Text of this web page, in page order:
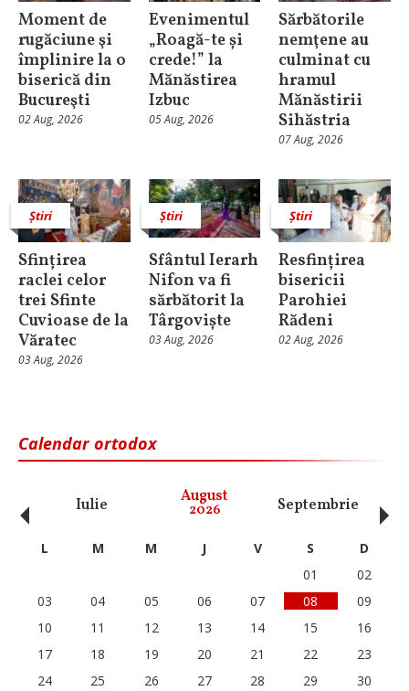
Moment de
rugăciune şi
împlinire la o
biserică din
Bucureşti
02 Aug, 2026
Evenimentul
„Roagă-te și
crede!” la
Mănăstirea
Izbuc
05 Aug, 2026
Sărbătorile
nemţene au
culminat cu
hramul
Mănăstirii
Sihăstria
07 Aug, 2026
Știri
Sfințirea
raclei celor
trei Sfinte
Cuvioase de la
Văratec
03 Aug, 2026
Știri
Sfântul Ierarh
Nifon va fi
sărbătorit la
Târgoviște
03 Aug, 2026
Știri
Resfințirea
bisericii
Parohiei
Rădeni
02 Aug, 2026
Calendar ortodox
Iulie August
2026 Septembrie
‹ L M M J V S
D
01
02
03
04 05 06 07 08
09
10
11 12 13 14 15
16
17
18 19 20 21 22
23
24
25 26 27 28 29
30